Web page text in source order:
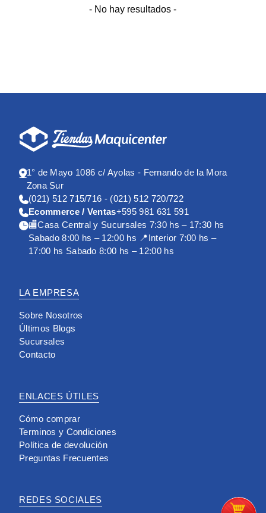
- No hay resultados -
1° de Mayo 1086 c/ Ayolas - Fernando de la Mora
Zona Sur
(021) 512 715/716 - (021) 512 720/722
Ecommerce / Ventas+595 981 631 591
🏬Casa Central y Sucursales 7:30 hs – 17:30 hs
Sabado 8:00 hs – 12:00 hs 📍Interior 7:00 hs –
17:00 hs Sabado 8:00 hs – 12:00 hs
LA EMPRESA
Sobre Nosotros
Últimos Blogs
Sucursales
Contacto
ENLACES ÚTILES
Cómo comprar
Terminos y Condiciones
Política de devolución
Preguntas Frecuentes
REDES SOCIALES